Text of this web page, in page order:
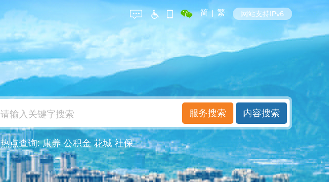
简 | 繁 网站支持IPv6
热点查询:康养 公积金 花城 社保